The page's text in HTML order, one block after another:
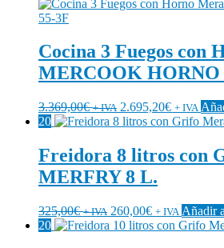
Cocina 3 Fuegos con
MERCOOK HORNO
3.369,00€ + IVA 2.695,20€ + IVA
20
Freidora 8 litros con
MERFRY 8 L.
325,00€ + IVA 260,00€ + IVA Añadir
20